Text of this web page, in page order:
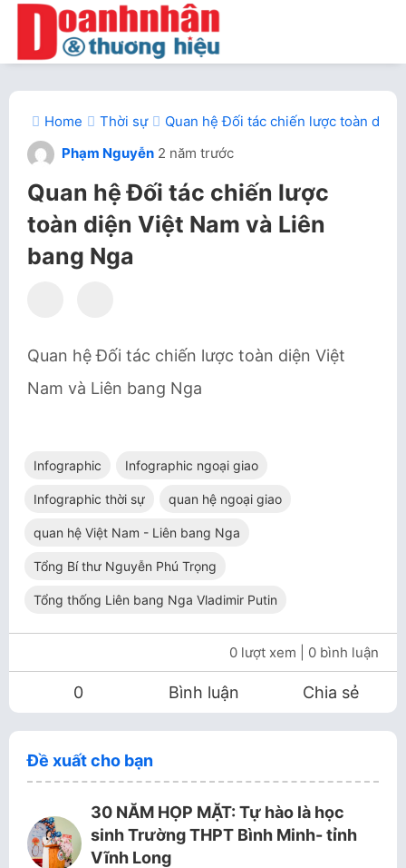
Home Thời sự
Quan hệ Đối tác chiến lược toàn diện
Phạm Nguyễn 2 năm trước
Quan hệ Đối tác chiến lược
toàn diện Việt Nam và Liên
bang Nga
Quan hệ Đối tác chiến lược toàn diện Việt
Nam và Liên bang Nga
Infographic Infographic ngoại giao
Infographic thời sự quan hệ ngoại giao
quan hệ Việt Nam - Liên bang Nga
Tổng Bí thư Nguyễn Phú Trọng
Tổng thống Liên bang Nga Vladimir Putin
0 lượt xem | 0 bình luận
0 Bình luận Chia sẻ
Đề xuất cho bạn
30 NĂM HỌP MẶT: Tự hào là học
sinh Trường THPT Bình Minh- tỉnh
Vĩnh Long